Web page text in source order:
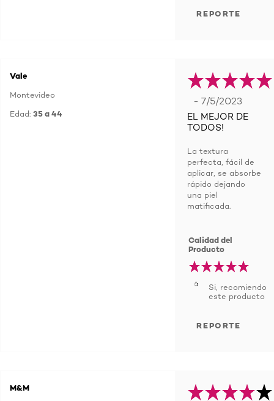
REPORTE
Vale
Montevideo
Edad: 35 a 44
- 7/5/2023
EL MEJOR DE
TODOS!
La textura
perfecta, fácil de
aplicar, se absorbe
rápido dejando
una piel
matificada.
Calidad del
Producto
Si, recomiendo
este producto
REPORTE
M&M